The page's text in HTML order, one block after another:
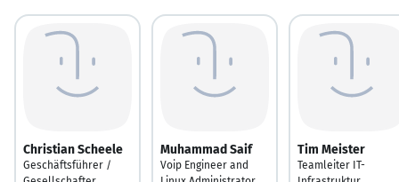
Christian Scheele
Geschäftsführer /
Muhammad Saif
Voip Engineer and
Tim Meister
Teamleiter IT-